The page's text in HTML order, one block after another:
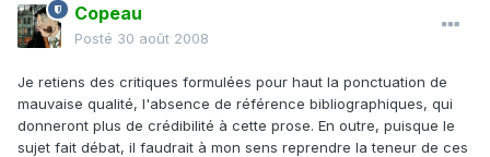
Copeau
Posté 30 août 2008
Je retiens des critiques formulées pour haut la ponctuation de
mauvaise qualité, l'absence de référence bibliographiques, qui
donneront plus de crédibilité à cette prose. En outre, puisque le
sujet fait débat, il faudrait à mon sens reprendre la teneur de ces